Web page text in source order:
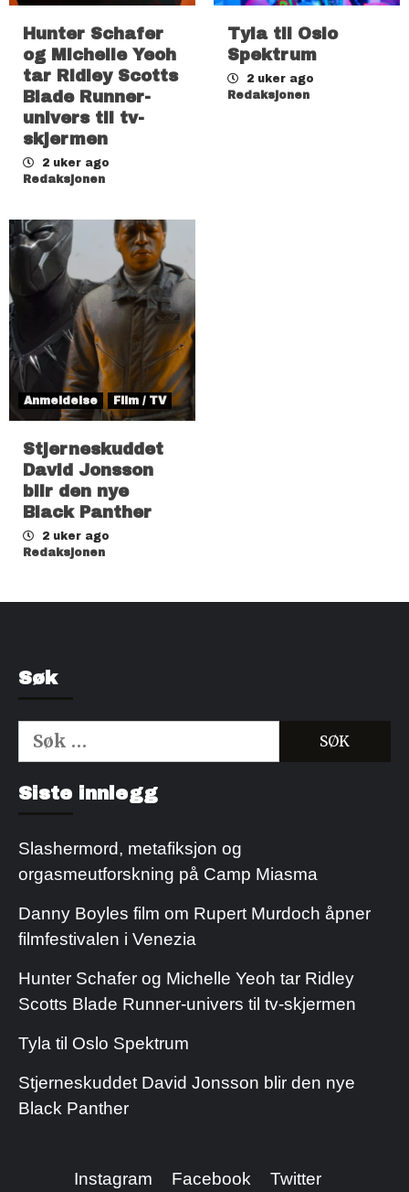
Hunter Schafer
og Michelle Yeoh
tar Ridley Scotts
Blade Runner-
univers til tv-
skjermen
2 uker ago
Redaksjonen
Tyla til Oslo
Spektrum
2 uker ago
Redaksjonen
Anmeldelse Film / TV
Stjerneskuddet
David Jonsson
blir den nye
Black Panther
2 uker ago
Redaksjonen
Søk
Søk
etter:
Siste innlegg
Slashermord, metafiksjon og
orgasmeutforskning på Camp Miasma
Danny Boyles film om Rupert Murdoch åpner
filmfestivalen i Venezia
Hunter Schafer og Michelle Yeoh tar Ridley
Scotts Blade Runner-univers til tv-skjermen
Tyla til Oslo Spektrum
Stjerneskuddet David Jonsson blir den nye
Black Panther
Instagram Facebook Twitter